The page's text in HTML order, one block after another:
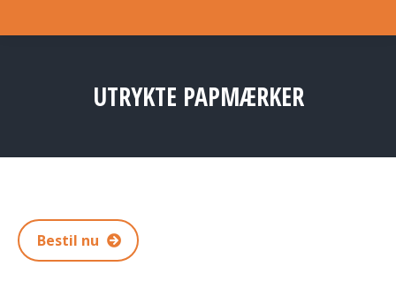
UTRYKTE PAPMÆRKER
Bestil nu